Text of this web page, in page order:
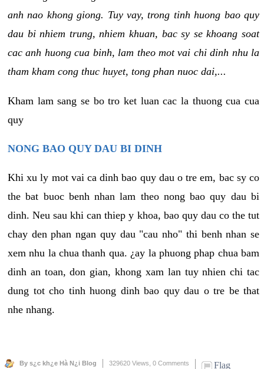
anh nao khong giong. Tuy vay, trong tinh huong bao quy
dau bi nhiem trung, nhiem khuan, bac sy se khoang soat
cac anh huong cua binh, lam theo mot vai chi dinh nhu la
tham kham cong thuc huyet, tong phan nuoc dai,...
Kham lam sang se bo tro ket luan cac la thuong cua cua
quy
NONG BAO QUY DAU BI DINH
Khi xu ly mot vai ca dinh bao quy dau o tre em, bac sy co
the bat buoc benh nhan lam theo nong bao quy dau bi
dinh. Neu sau khi can thiep y khoa, bao quy dau co the tut
chay den phan ngan quy dau "cau nho" thi benh nhan se
xem nhu la chua thanh qua. ¿ay la phuong phap chua bam
dinh an toan, don gian, khong xam lan tuy nhien chi tac
dung tot cho tinh huong dinh bao quy dau o tre be that
nhe nhang.
By s¿c kh¿e Hà N¿i Blog 329620 Views, 0 Comments Flag